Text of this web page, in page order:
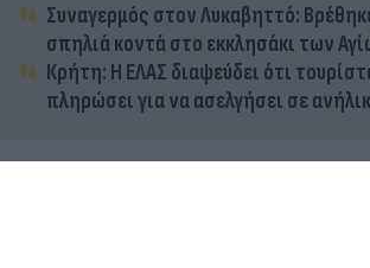
Συναγερμός στον Λυκαβηττό:
σπηλιά κοντά στο εκκλησάκι των
Κρήτη: Η ΕΛΑΣ διαψεύδει ότι
πληρώσει για να ασελγήσει σε